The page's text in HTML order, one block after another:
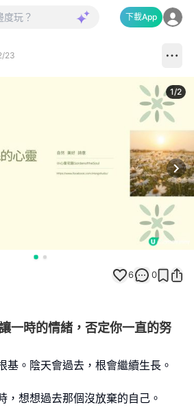
下載App
23
1/2
6 0
一時的情緒，否定你一直的努
基。陰天會過去，根會繼續生長。
，想想過去那個沒放棄的自己。